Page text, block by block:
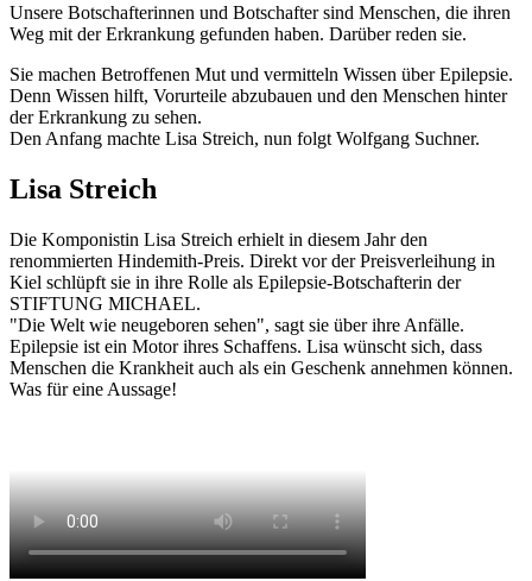
Unsere Botschafterinnen und Botschafter sind Menschen, die ihren
Weg mit der Erkrankung gefunden haben. Darüber reden sie.
Sie machen Betroffenen Mut und vermitteln Wissen über Epilepsie.
Denn Wissen hilft, Vorurteile abzubauen und den Menschen hinter
der Erkrankung zu sehen.
Den Anfang machte Lisa Streich, nun folgt Wolfgang Suchner.
Lisa Streich
Die Komponistin Lisa Streich erhielt in diesem Jahr den
renommierten Hindemith-Preis. Direkt vor der Preisverleihung in
Kiel schlüpft sie in ihre Rolle als Epilepsie-Botschafterin der
STIFTUNG MICHAEL.
"Die Welt wie neugeboren sehen", sagt sie über ihre Anfälle.
Epilepsie ist ein Motor ihres Schaffens. Lisa wünscht sich, dass
Menschen die Krankheit auch als ein Geschenk annehmen können.
Was für eine Aussage!